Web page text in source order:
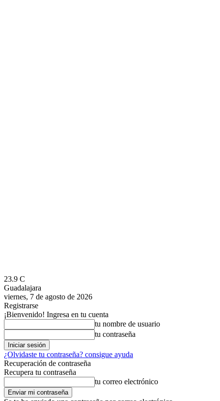
23.9 C
Guadalajara
viernes, 7 de agosto de 2026
Registrarse
¡Bienvenido! Ingresa en tu cuenta
tu nombre de usuario
tu contraseña
¿Olvidaste tu contraseña? consigue ayuda
Recuperación de contraseña
Recupera tu contraseña
tu correo electrónico